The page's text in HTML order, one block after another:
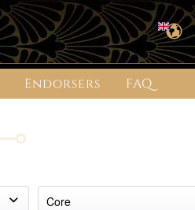
Endorsers FAQ
Core